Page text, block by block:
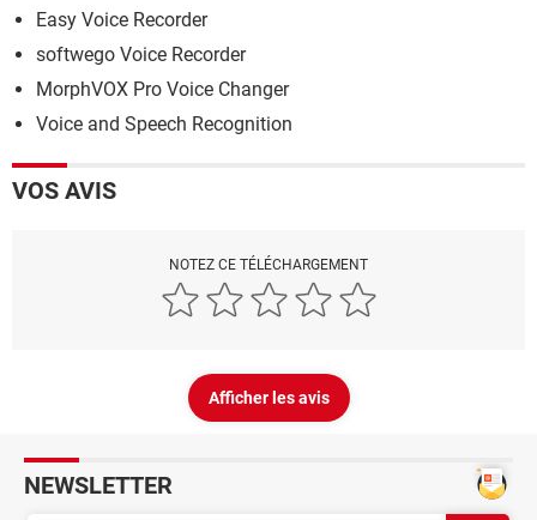
Easy Voice Recorder
softwego Voice Recorder
MorphVOX Pro Voice Changer
Voice and Speech Recognition
VOS AVIS
NOTEZ CE TÉLÉCHARGEMENT
Afficher les avis
NEWSLETTER